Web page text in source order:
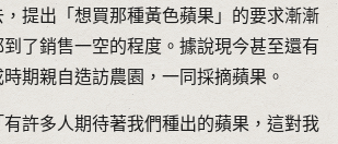
提出「想買那種黃色蘋果」的要求漸漸
了銷售一空的程度。據說現今甚至還有
期親自造訪農園，一同採摘蘋果。
許多人期待著我們種出的蘋果，這對我